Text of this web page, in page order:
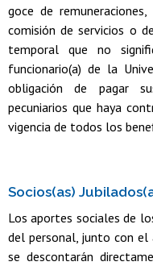
goce de
comisión de servicios o
temporal que no
funcionario(a) de la
obligación de pagar
pecuniarios que haya
vigencia de todos los
Socios(as)
Los aportes sociales de
del personal, junto con el
se descontarán